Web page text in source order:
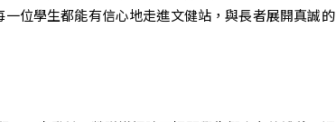
位學生都能有信心地走進文健站，與長者展開真誠的